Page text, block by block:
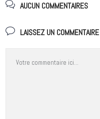
AUCUN COMMENTAIRES
LAISSEZ UN COMMENTAIRE